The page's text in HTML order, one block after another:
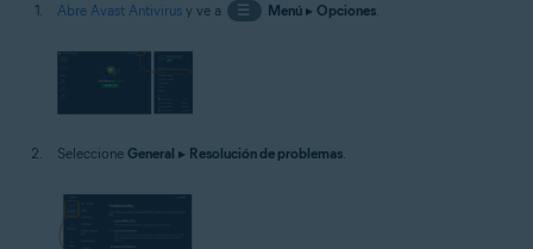
Abre Avast Antivirus y ve a ☰ Menú▸ Opciones.
Seleccione General ▸ Resolución de problemas.